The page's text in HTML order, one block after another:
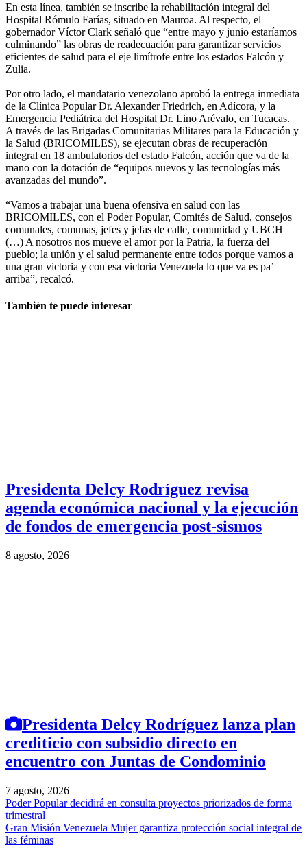
En esta línea, también se inscribe la rehabilitación integral del
Hospital Rómulo Farías, situado en Mauroa. Al respecto, el
gobernador Víctor Clark señaló que “entre mayo y junio estaríamos
culminando” las obras de readecuación para garantizar servicios
eficientes de salud para el eje limítrofe entre los estados Falcón y
Zulia.
Por otro lado, el mandatario venezolano aprobó la entrega inmediata
de la Clínica Popular Dr. Alexander Friedrich, en Adícora, y la
Emergencia Pediátrica del Hospital Dr. Lino Arévalo, en Tucacas.
A través de las Brigadas Comunitarias Militares para la Educación y
la Salud (BRICOMILES), se ejecutan obras de recuperación
integral en 18 ambulatorios del estado Falcón, acción que va de la
mano con la dotación de “equipos nuevos y las tecnologías más
avanzadas del mundo”.
“Vamos a trabajar una buena ofensiva en salud con las
BRICOMILES, con el Poder Popular, Comités de Salud, consejos
comunales, comunas, jefes y jefas de calle, comunidad y UBCH
(…) A nosotros nos mueve el amor por la Patria, la fuerza del
pueblo; la unión y el salud permanente entre todos porque vamos a
una gran victoria y con esa victoria Venezuela lo que va es pa’
arriba”, recalcó.
También te puede interesar
Presidenta Delcy Rodríguez revisa
agenda económica nacional y la ejecución
de fondos de emergencia post-sismos
8 agosto, 2026
Presidenta Delcy Rodríguez lanza plan
crediticio con subsidio directo en
encuentro con Juntas de Condominio
7 agosto, 2026
Poder Popular decidirá en consulta proyectos priorizados de forma
trimestral
Gran Misión Venezuela Mujer garantiza protección social integral de
las féminas